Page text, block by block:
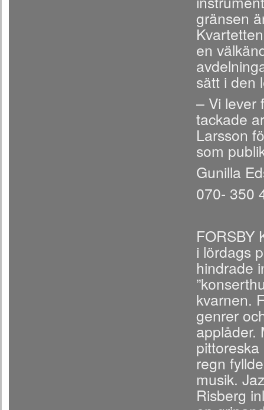
gränsen
en
sätt i den
– Vi lever
tackade
Larsson
som
Gunilla
070- 350
FORSBY
i lördags
hindrade
kvarnen.
genrer
applåder.
regn
musik.
Risberg